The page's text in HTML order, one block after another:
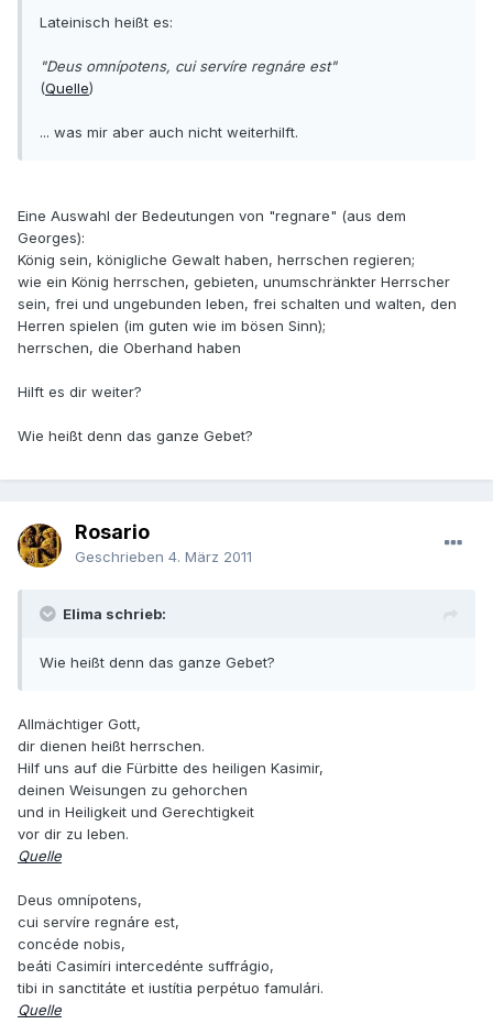
Lateinisch heißt es:
"Deus omnípotens, cui servíre regnáre est"
(Quelle)
... was mir aber auch nicht weiterhilft.
Eine Auswahl der Bedeutungen von "regnare" (aus dem
Georges):
König sein, königliche Gewalt haben, herrschen regieren;
wie ein König herrschen, gebieten, unumschränkter Herrscher
sein, frei und ungebunden leben, frei schalten und walten, den
Herren spielen (im guten wie im bösen Sinn);
herrschen, die Oberhand haben
Hilft es dir weiter?
Wie heißt denn das ganze Gebet?
Rosario
Geschrieben 4. März 2011
Elima schrieb:
Wie heißt denn das ganze Gebet?
Allmächtiger Gott,
dir dienen heißt herrschen.
Hilf uns auf die Fürbitte des heiligen Kasimir,
deinen Weisungen zu gehorchen
und in Heiligkeit und Gerechtigkeit
vor dir zu leben.
Quelle
Deus omnípotens,
cui servíre regnáre est,
concéde nobis,
beáti Casimíri intercedénte suffrágio,
tibi in sanctitáte et iustítia perpétuo famulári.
Quelle